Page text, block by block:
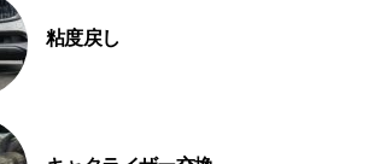
粘度戻し